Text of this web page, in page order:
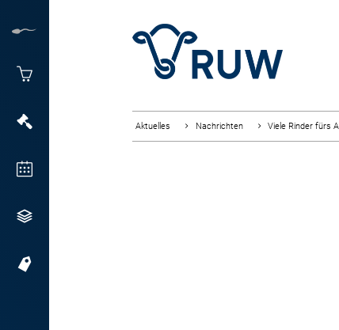
Aktuelles Nachrichten Viele Rinder fürs